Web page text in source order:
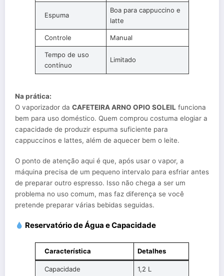
Espuma
Boa para cappuccino e
latte
Controle Manual
Tempo de uso
contínuo
Limitado
Na prática:
O vaporizador da CAFETEIRA ARNO OPIO SOLEIL funciona
bem para uso doméstico. Quem comprou costuma elogiar a
capacidade de produzir espuma suficiente para
cappuccinos e lattes, além de aquecer bem o leite.
O ponto de atenção aqui é que, após usar o vapor, a
máquina precisa de um pequeno intervalo para esfriar antes
de preparar outro espresso. Isso não chega a ser um
problema no uso comum, mas faz diferença se você
pretende preparar várias bebidas seguidas.
Reservatório de Água e Capacidade
Característica Detalhes
Capacidade 1,2 L